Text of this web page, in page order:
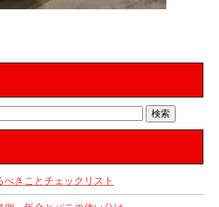
べきことチェックリスト